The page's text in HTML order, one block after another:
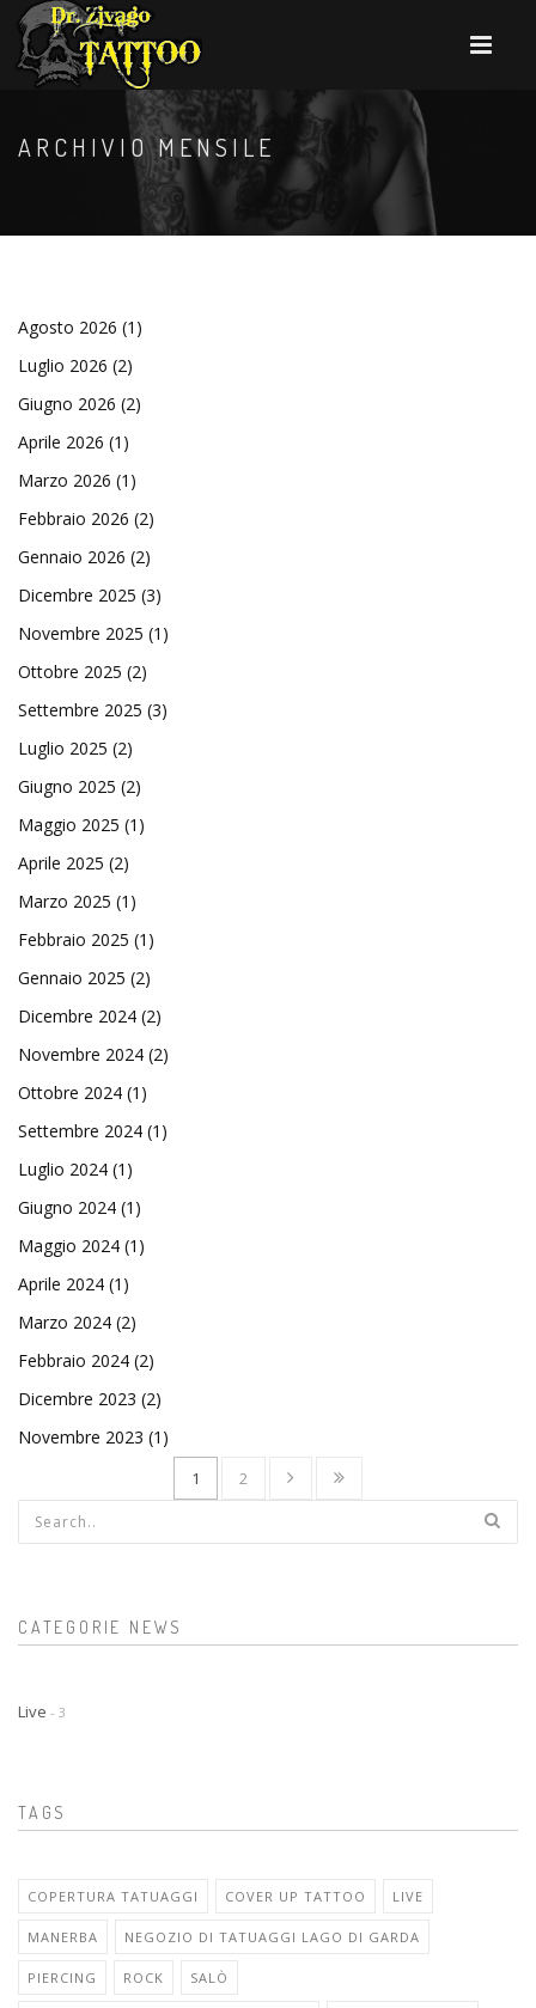
ARCHIVIO MENSILE
Agosto 2026 (1)
Luglio 2026 (2)
Giugno 2026 (2)
Aprile 2026 (1)
Marzo 2026 (1)
Febbraio 2026 (2)
Gennaio 2026 (2)
Dicembre 2025 (3)
Novembre 2025 (1)
Ottobre 2025 (2)
Settembre 2025 (3)
Luglio 2025 (2)
Giugno 2025 (2)
Maggio 2025 (1)
Aprile 2025 (2)
Marzo 2025 (1)
Febbraio 2025 (1)
Gennaio 2025 (2)
Dicembre 2024 (2)
Novembre 2024 (2)
Ottobre 2024 (1)
Settembre 2024 (1)
Luglio 2024 (1)
Giugno 2024 (1)
Maggio 2024 (1)
Aprile 2024 (1)
Marzo 2024 (2)
Febbraio 2024 (2)
Dicembre 2023 (2)
Novembre 2023 (1)
1 2
Form di ricerca
CATEGORIE NEWS
Live - 3
TAGS
COPERTURA TATUAGGI COVER UP TATTOO LIVE
MANERBA NEGOZIO DI TATUAGGI LAGO DI GARDA
PIERCING ROCK SALÒ